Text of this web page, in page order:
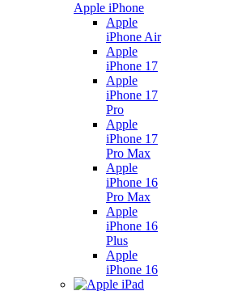
Apple iPhone
Apple
iPhone Air
Apple
iPhone 17
Apple
iPhone 17
Pro
Apple
iPhone 17
Pro Max
Apple
iPhone 16
Pro Max
Apple
iPhone 16
Plus
Apple
iPhone 16